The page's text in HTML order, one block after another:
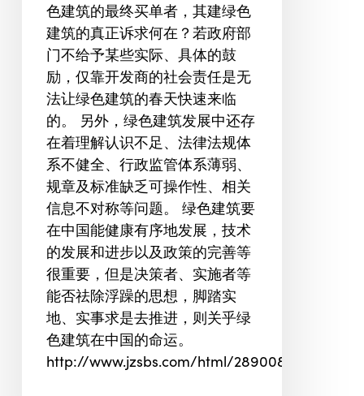
色建筑的最终买单者，其建绿色
建筑的真正诉求何在？若政府部
门不给予某些实际、具体的鼓
励，仅靠开发商的社会责任是无
法让绿色建筑的春天快速来临
的。 另外，绿色建筑发展中还存
在着理解认识不足、法律法规体
系不健全、行政监管体系薄弱、
规章及标准缺乏可操作性、相关
信息不对称等问题。 绿色建筑要
在中国能健康有序地发展，技术
的发展和进步以及政策的完善等
很重要，但是决策者、实施者等
能否祛除浮躁的思想，脚踏实
地、实事求是去推进，则关乎绿
色建筑在中国的命运。
http://www.jzsbs.com/html/28900802.htm